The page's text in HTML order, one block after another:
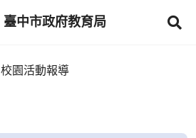
臺中市政府教育局
校園活動報導